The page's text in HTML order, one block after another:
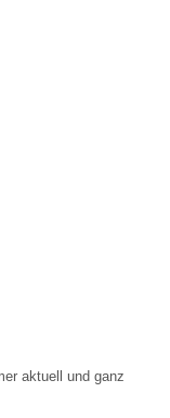
aktuell und ganz